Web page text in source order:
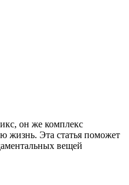
он же комплекс
жизнь. Эта статья поможет
вещей